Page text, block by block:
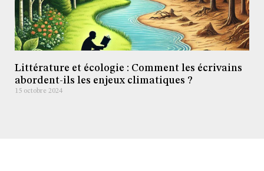
Littérature et écologie : Comment les écrivains
abordent-ils les enjeux climatiques ?
15 octobre 2024